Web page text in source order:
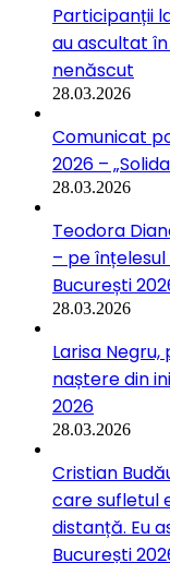
Participanții
au ascultat
nenăscut
28.03.2026
Comunicat
2026 –
28.03.2026
Teodora
– pe
București
28.03.2026
Larisa
naștere din
2026
28.03.2026
Cristian
care sufletul
distanță. Eu
București